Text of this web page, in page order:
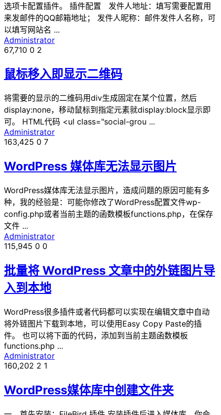
选项卡配置插件。 插件配置 发件人地址：填写需要配置用
来发邮件的QQ邮箱地址； 发件人昵称：邮件发件人名称，可
以填写网站名 ...
Administrator
67,710 0 2
鼠标移入即显示二维码
将需要的显示的二维码用div生成固定在某个位置，然后
display:none，移动鼠标到指定元素就display:block显示即
可。 HTML代码 <ul class="social-grou ...
Administrator
163,425 0 7
WordPress 媒体库无法显示图片
WordPress媒体库无法显示图片，造成问题的原因可能有多
种，我的经验是：可能你修改了WordPress配置文件wp-
config.php或者当前主题的函数模板functions.php，在保存
文件 ...
Administrator
115,945 0 0
批量将 WordPress 文章中的外链图片导
入到本地
WordPress很多插件或者代码都可以实现在编辑文章中自动
将外链图片下载到本地，可以使用Easy Copy Paste的插
件。 也可以将下面的代码，添加到当前主题函数模板
functions.php ...
Administrator
160,202 2 1
WordPress媒体库中创建文件夹